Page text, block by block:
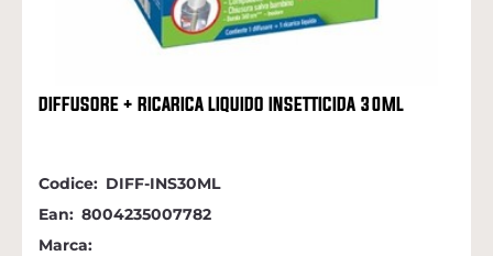
DIFFUSORE + RICARICA LIQUIDO INSETTICIDA 30ML
Codice: DIFF-INS30ML
Ean: 8004235007782
Marca: